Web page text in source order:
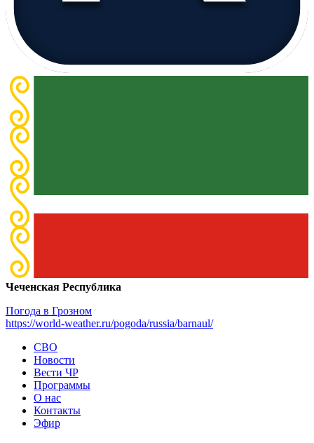
Чеченская Республика
Погода в Грозном
https://world-weather.ru/pogoda/russia/barnaul/
СВО
Новости
Вести ЧР
Программы
О нас
Контакты
Эфир